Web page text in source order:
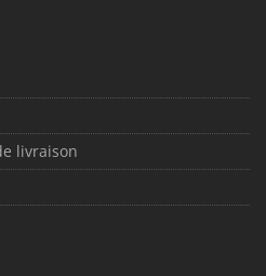
livraison